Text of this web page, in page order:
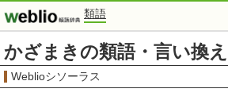
類語
かざまきの類語・言い換
Weblioシソーラス